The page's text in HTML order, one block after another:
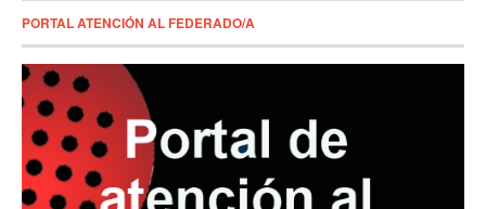
PORTAL ATENCIÓN AL FEDERADO/A